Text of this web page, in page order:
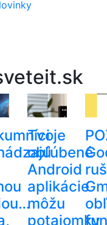
Tvoje
obľúbené
Android
aplikácie
môžu
potajomky